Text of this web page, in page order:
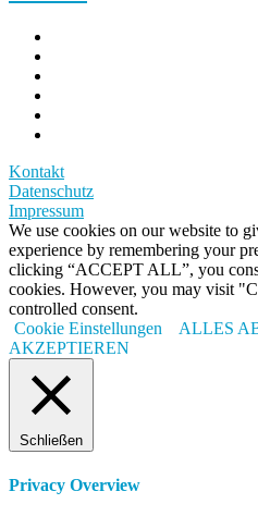
Kontakt
Datenschutz
Impressum
We use cookies on our website to
experience by remembering your
clicking “ACCEPT ALL”, you
cookies. However, you may visit
controlled consent.
Cookie Einstellungen
ALLES
AKZEPTIEREN
Schließen
Privacy Overview